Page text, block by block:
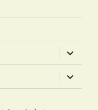
öffnen
öffnen